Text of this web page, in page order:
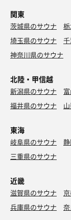
関東
茨城県のサウナ
埼玉県のサウナ
神奈川県のサウナ
北陸・甲信越
新潟県のサウナ
福井県のサウナ
東海
岐阜県のサウナ
三重県のサウナ
近畿
滋賀県のサウナ
兵庫県のサウナ